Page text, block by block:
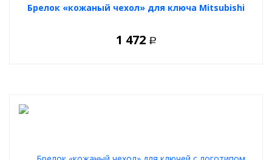
Брелок «кожаный чехол» для ключа Mitsubishi
1 472 Р